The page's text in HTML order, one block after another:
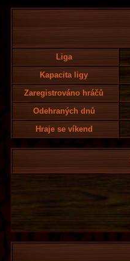
Liga
Kapacita ligy
Zaregistrováno hráčů
Odehraných dnů
Hraje se víkend